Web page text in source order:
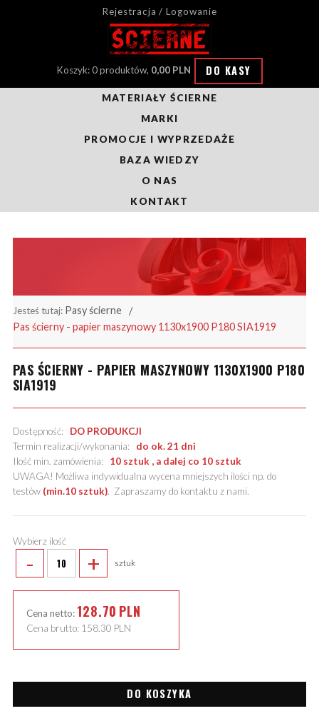
Rejestracja / Logowanie
Koszyk: 0 produktów, 0,00 PLN DO KASY
MATERIAŁY ŚCIERNE
MARKI
PROMOCJE I WYPRZEDAŻE
BAZA WIEDZY
O NAS
KONTAKT
Jesteś tutaj: Pasy ścierne
Pas ścierny - papier maszynowy 1130x1900 P180 SIA1919
PAS ŚCIERNY - PAPIER MASZYNOWY 1130X1900 P180
SIA1919
Dostępność: DO PRODUKCJI
Termin realizacji/wykonania: do ok. 21 dni
Ilość min. zamówienia: 10 sztuk , a dalej co 10 sztuk
UWAGA! Możliwa indywidualna wycena mniejszych ilości np. do
testów (min.10 sztuk). Zapraszamy do kontaktu z nami.
Wybierz ilość
- + sztuk
Cena netto: 128.70 PLN
Cena brutto: 158.30 PLN
DO KOSZYKA